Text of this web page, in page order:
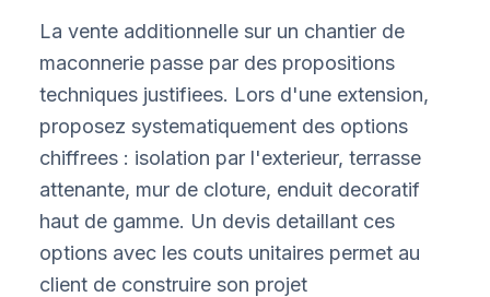
La vente additionnelle sur un chantier de
maconnerie passe par des propositions
techniques justifiees. Lors d'une extension,
proposez systematiquement des options
chiffrees : isolation par l'exterieur, terrasse
attenante, mur de cloture, enduit decoratif
haut de gamme. Un devis detaillant ces
options avec les couts unitaires permet au
client de construire son projet